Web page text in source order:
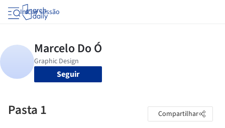
Iniciar sessão
Seguir
Pasta 1 Compartilhar